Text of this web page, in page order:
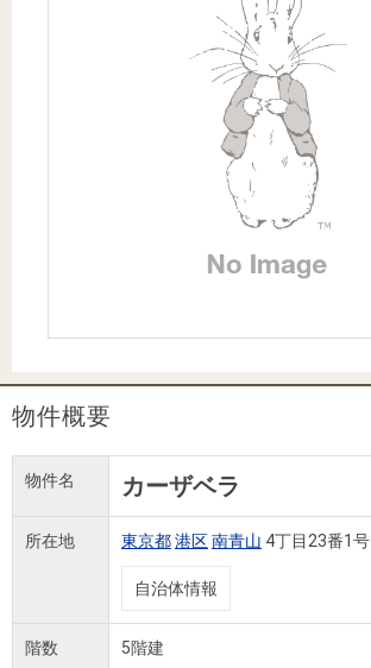
住宅ロー
ンシミュ
レーショ
暮らしの
税金の本
（電子ブ
周辺相場
検索
（電子ブ
ド
物件概要
物件名 カーザベラ
所在地 東京都港区南青山 4丁目23番1号
自治体情報
階数 5階建